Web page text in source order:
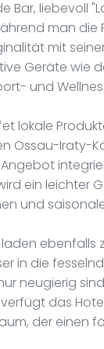
Bar, liebevoll
man die
mit
Geräte wie
und
lokale
Ossau-Iraty-
ein
und
ebenfalls
in die
neugierig
verfügt das
der einen